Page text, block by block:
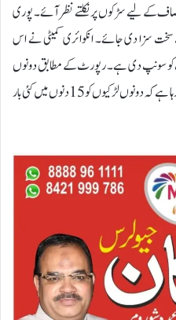
کے لیے سڑکوں پر نکلتے نظر آئے۔ پوری
سزا دی جائے۔ انکوائری کمیٹی نے اس
کو سونپ دی ہے۔ رپورٹ کے مطابق دونوں
لڑکیوں سے زیادتی کی تصدیق ہوئی ہے۔ بتایا جا رہا ہے کہ دونوں لڑکیوں کو 15 دنوں میں کئی بار